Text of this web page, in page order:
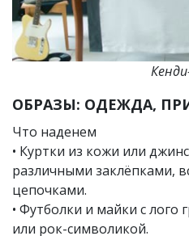
ОБРАЗЫ: ОДЕЖДА,
Что наденем
• Куртки из кожи или
различными заклёпками,
цепочками.
• Футболки и майки с лого
или рок-символикой.